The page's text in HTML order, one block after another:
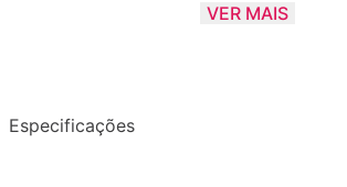
VER MAIS
Especificações